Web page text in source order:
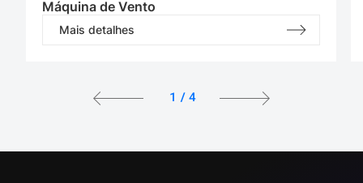
Máquina de Vento
Mais detalhes
1 / 4